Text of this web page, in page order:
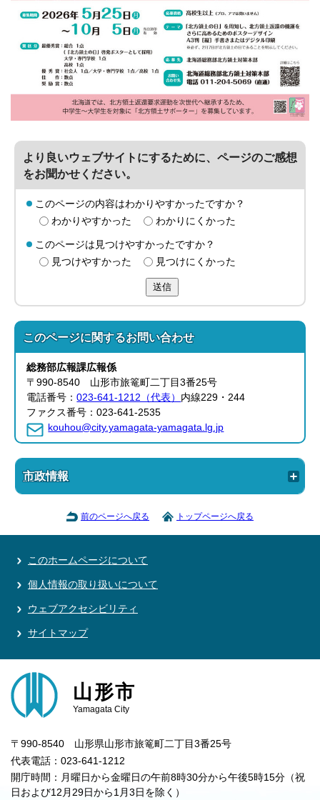
より良いウェブサイトにするために、ページのご感想
をお聞かせください。
このページの内容はわかりやすかったですか？
わかりやすかった
わかりにくかった
このページは見つけやすかったですか？
見つけやすかった
見つけにくかった
送信
このページに関するお問い合わせ
総務部広報課広報係
〒990-8540 山形市旅篭町二丁目3番25号
電話番号：023-641-1212（代表） 内線229・244
ファクス番号：023-641-2535
kouhou@city.yamagata-yamagata.lg.jp
市政情報
前のページへ戻る トップページへ戻る
このホームページについて
個人情報の取り扱いについて
ウェブアクセシビリティ
サイトマップ
山形市
Yamagata City
〒990-8540 山形県山形市旅篭町二丁目3番25号
代表電話：023-641-1212
開庁時間：月曜日から金曜日の午前8時30分から午後5時15分（祝
日および12月29日から1月3日を除く）